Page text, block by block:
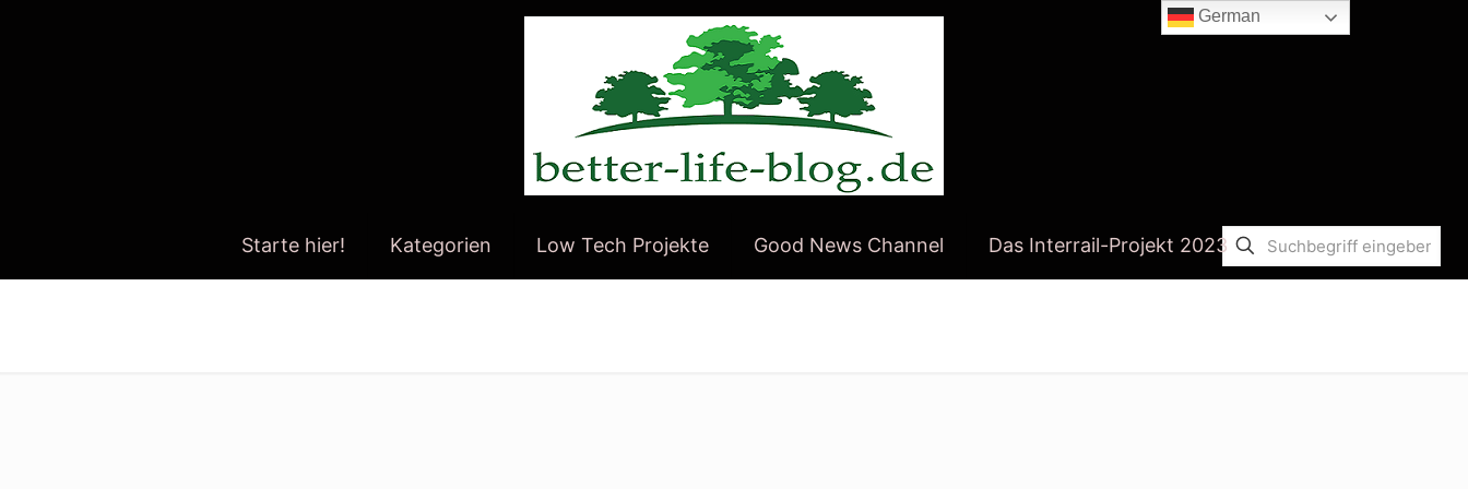
Starte hier! Kategorien Low Tech Projekte Good News Channel Das Interrail-Projekt 2023
German